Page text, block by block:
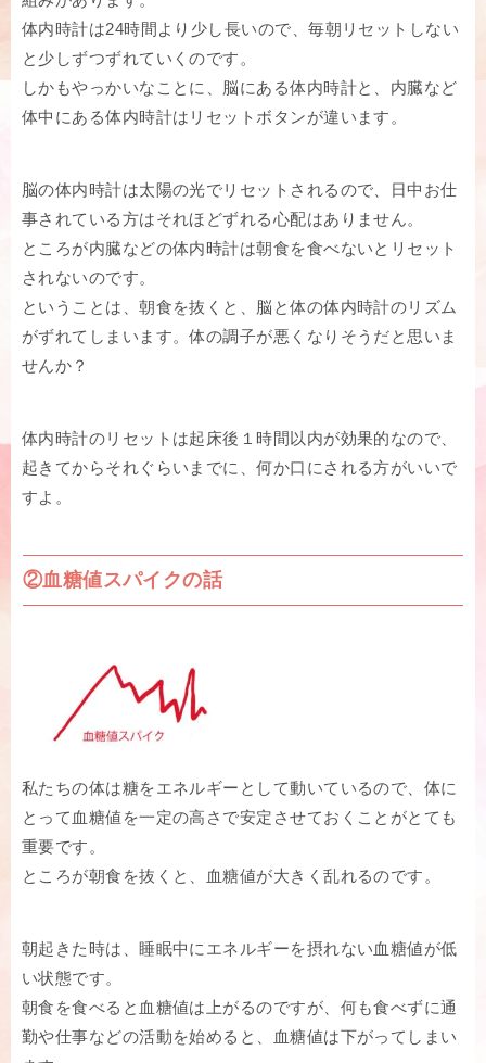
体内時計は24時間より少し長いので、毎朝リセットしない
と少しずつずれていくのです。
しかもやっかいなことに、脳にある体内時計と、内臓など
体中にある体内時計はリセットボタンが違います。
脳の体内時計は太陽の光でリセットされるので、日中お仕
事されている方はそれほどずれる心配はありません。
ところが内臓などの体内時計は朝食を食べないとリセット
されないのです。
ということは、朝食を抜くと、脳と体の体内時計のリズム
がずれてしまいます。体の調子が悪くなりそうだと思いま
せんか？
体内時計のリセットは起床後１時間以内が効果的なので、
起きてからそれぐらいまでに、何か口にされる方がいいで
すよ。
②血糖値スパイクの話
私たちの体は糖をエネルギーとして動いているので、体に
とって血糖値を一定の高さで安定させておくことがとても
重要です。
ところが朝食を抜くと、血糖値が大きく乱れるのです。
朝起きた時は、睡眠中にエネルギーを摂れない血糖値が低
い状態です。
朝食を食べると血糖値は上がるのですが、何も食べずに通
勤や仕事などの活動を始めると、血糖値は下がってしまい